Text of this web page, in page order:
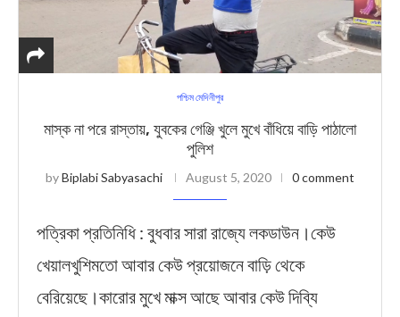
পশ্চিম মেদিনীপুর
মাস্ক না পরে রাস্তায়, যুবকের গেঞ্জি খুলে মুখে বাঁধিয়ে বাড়ি পাঠালো
পুলিশ
byBiplabi Sabyasachi August 5, 2020 0 comment
পত্রিকা প্রতিনিধি : বুধবার সারা রাজ্যে লকডাউন।কেউ
খেয়ালখুশিমতো আবার কেউ প্রয়োজনে বাড়ি থেকে
বেরিয়েছে।কারোর মুখে মাক্স আছে আবার কেউ দিব্যি